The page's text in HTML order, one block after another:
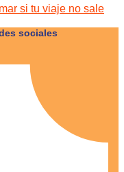
si tu viaje no sale
sociales